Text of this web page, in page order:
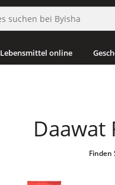
Lebensmittel online
Daawat
Finden